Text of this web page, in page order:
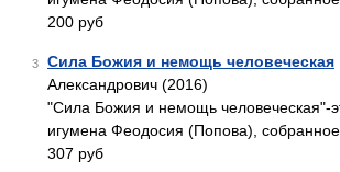
200 руб
3 Сила Божия и немощь человеческая
Александрович (2016)
"Сила Божия и немощь человеческая"-
игумена Феодосия (Попова),
307 руб